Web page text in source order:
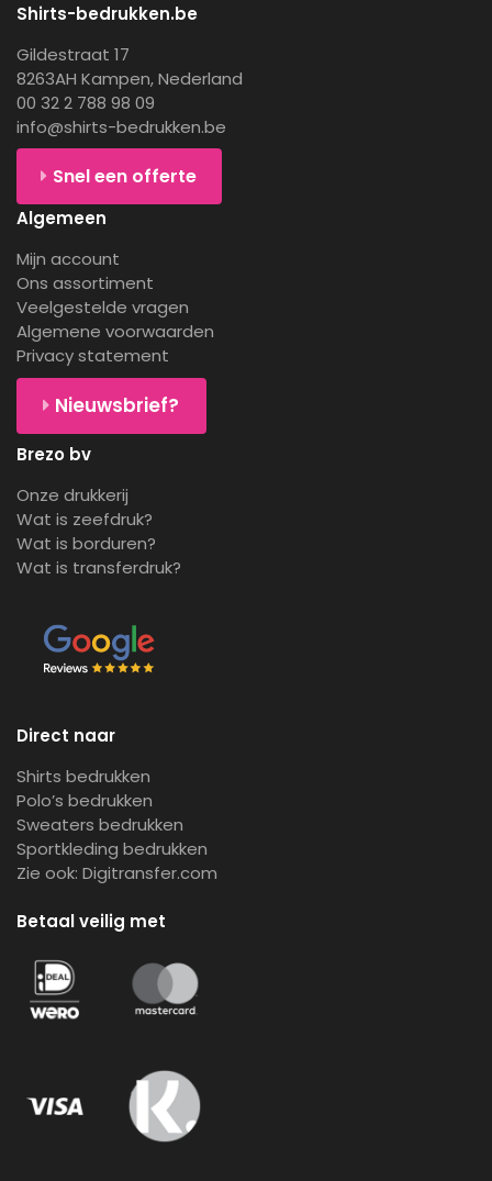
Shirts-bedrukken.be
Gildestraat 17
8263AH Kampen, Nederland
00 32 2 788 98 09
info@shirts-bedrukken.be
Snel een offerte
Algemeen
Mijn account
Ons assortiment
Veelgestelde vragen
Algemene voorwaarden
Privacy statement
Nieuwsbrief?
Brezo bv
Onze drukkerij
Wat is zeefdruk?
Wat is borduren?
Wat is transferdruk?
Direct naar
Shirts bedrukken
Polo’s bedrukken
Sweaters bedrukken
Sportkleding bedrukken
Zie ook: Digitransfer.com
Betaal veilig met